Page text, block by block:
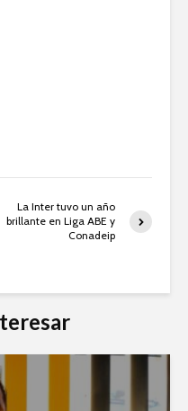
La Inter tuvo un año
brillante en Liga ABE y
Conadeip